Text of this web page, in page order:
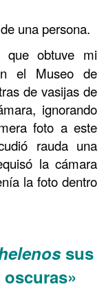
una persona.
obtuve mi
el Museo de
de vasijas de
ignorando
foto a este
rauda una
la cámara
la foto dentro
sus